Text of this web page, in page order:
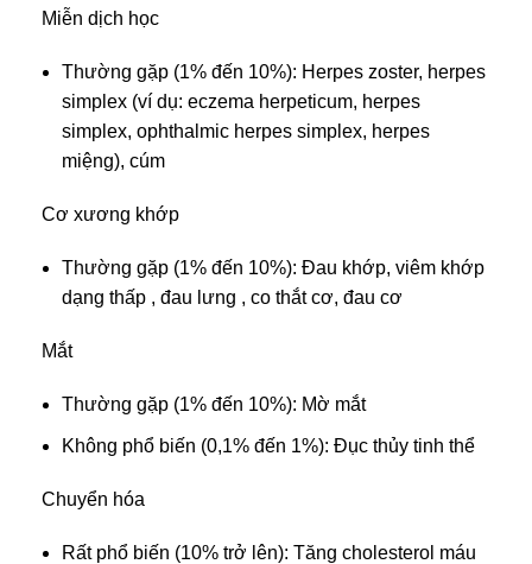
Miễn dịch học
Thường gặp (1% đến 10%): Herpes zoster, herpes
simplex (ví dụ: eczema herpeticum, herpes
simplex, ophthalmic herpes simplex, herpes
miệng), cúm
Cơ xương khớp
Thường gặp (1% đến 10%): Đau khớp, viêm khớp
dạng thấp , đau lưng , co thắt cơ, đau cơ
Mắt
Thường gặp (1% đến 10%): Mờ mắt
Không phổ biến (0,1% đến 1%): Đục thủy tinh thể
Chuyển hóa
Rất phổ biến (10% trở lên): Tăng cholesterol máu